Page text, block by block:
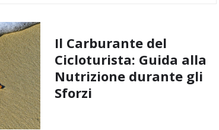
Il Carburante del
Cicloturista: Guida alla
Nutrizione durante gli
Sforzi